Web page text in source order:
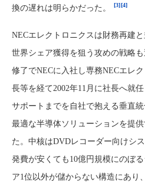
換の遅れは明らかだった。
[3][4]
NECエレクトロニクスは財務再建
世界シェア獲得を狙う攻めの戦略
修了でNECに入社し専務NECエレ
長等を経て2002年11月に社長へ就
サポートまでを自社で抱える垂直
最適な半導体ソリューションを提
た。中核はDVDレコーダー向けシ
発費が安くても10億円規模にのぼ
ア1位以外が儲からない構造にあり